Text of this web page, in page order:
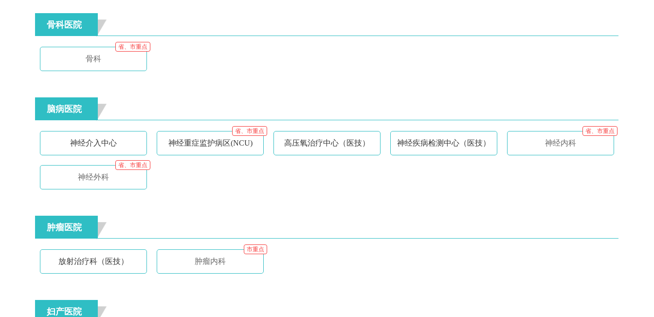
骨科医院
骨科
省、市重点
脑病医院
神经介入中心 神经重症监护病区(NCU)
省、市重点
高压氧治疗中心（医技） 神经疾病检测中心（医技） 神经内科
省、市重点
神经外科
省、市重点
肿瘤医院
放射治疗科（医技） 肿瘤内科
市重点
妇产医院